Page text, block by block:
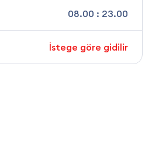
08.00 : 23.00
İstege göre gidilir